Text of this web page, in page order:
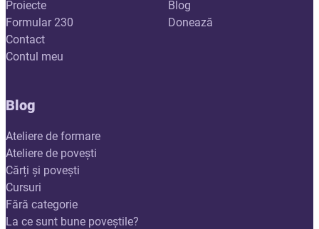
Proiecte
Formular 230
Contact
Contul meu
Blog
Donează
Blog
Ateliere de formare
Ateliere de povești
Cărți și povești
Cursuri
Fără categorie
La ce sunt bune poveștile?